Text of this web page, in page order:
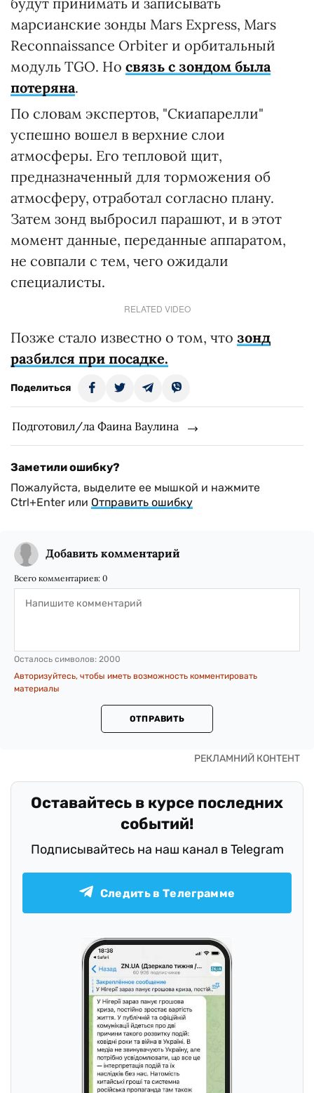
марсианские зонды Mars Express, Mars
Reconnaissance Orbiter и орбитальный
модуль TGO. Но связь с зондом была
потеряна.
По словам экспертов, "Скиапарелли"
успешно вошел в верхние слои
атмосферы. Его тепловой щит,
предназначенный для торможения об
атмосферу, отработал согласно плану.
Затем зонд выбросил парашют, и в этот
момент данные, переданные аппаратом,
не совпали с тем, чего ожидали
специалисты.
RELATED VIDEO
Позже стало известно о том, что зонд
разбился при посадке.
Поделиться
Подготовил/ла Фаина Ваулина
Заметили ошибку?
Пожалуйста, выделите ее мышкой и нажмите
Ctrl+Enter или Отправить ошибку
Добавить комментарий
Всего комментариев: 0
Осталось символов: 2000
Авторизуйтесь, чтобы иметь возможность комментировать
материалы
ОТПРАВИТЬ
Оставайтесь в курсе последних
событий!
Подписывайтесь на наш канал в Telegram
Следить в Телеграмме